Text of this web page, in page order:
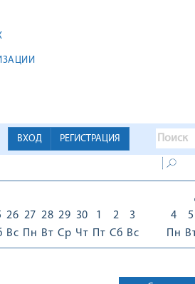
ВХОД РЕГИСТРАЦИЯ
26
Вс
27
Пн
28
Вт
29
Ср
30
Чт
1
Пт
2
Сб
3
Вс
4
Пн
5